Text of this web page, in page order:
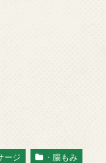
ージ
・腸もみ